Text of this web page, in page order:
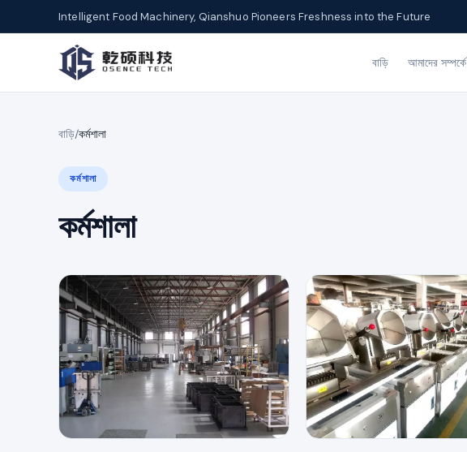
Intelligent Food Machinery, Qianshuo Pioneers Freshness into the Future
বাড়ি আমাদের সম্পর্কে
বাড়ি/কর্মশালা
কর্মশালা
কর্মশালা